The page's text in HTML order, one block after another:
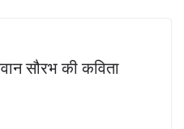
सौरभ की कविता